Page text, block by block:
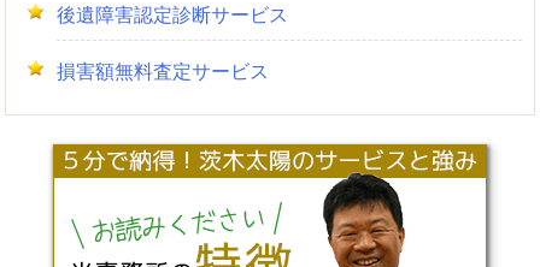
後遺障害認定診断サービス
損害額無料査定サービス